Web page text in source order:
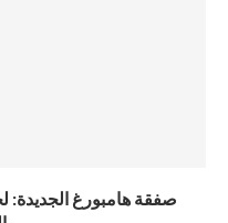
صفقة هامبورغ